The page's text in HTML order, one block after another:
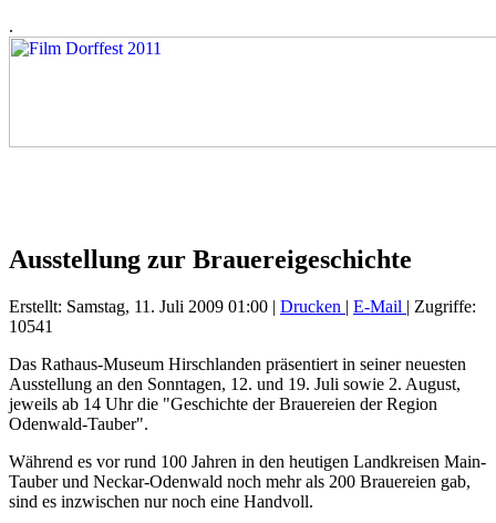
.
Ausstellung zur Brauereigeschichte
Erstellt: Samstag, 11. Juli 2009 01:00 | Drucken | E-Mail | Zugriffe:
10541
Das Rathaus-Museum Hirschlanden präsentiert in seiner neuesten
Ausstellung an den Sonntagen, 12. und 19. Juli sowie 2. August,
jeweils ab 14 Uhr die "Geschichte der Brauereien der Region
Odenwald-Tauber".
Während es vor rund 100 Jahren in den heutigen Landkreisen Main-
Tauber und Neckar-Odenwald noch mehr als 200 Brauereien gab,
sind es inzwischen nur noch eine Handvoll.